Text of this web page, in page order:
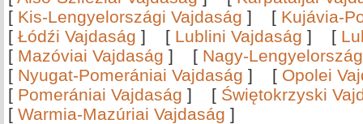
[ Kis-Lengyelországi Vajdaság ] [ Kujávia-
[ Łódźi Vajdaság ] [ Lublini Vajdaság ] [
[ Mazóviai Vajdaság ] [ Nagy-
[ Nyugat-Pomerániai Vajdaság ] [ Opolei
[ Pomerániai Vajdaság ] [ Świętokrzyski
[ Warmia-Mazúriai Vajdaság ]